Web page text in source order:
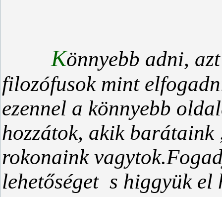
Könnyebb adni,
filozófusok mint
ezennel a könnyebb
hozzátok, akik
rokonaink
lehetőséget s higgyük